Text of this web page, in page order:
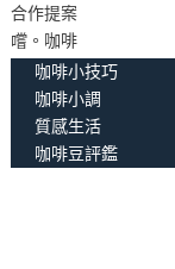
合作提案
嚐。咖啡
咖啡小技巧
咖啡小調
質感生活
咖啡豆評鑑